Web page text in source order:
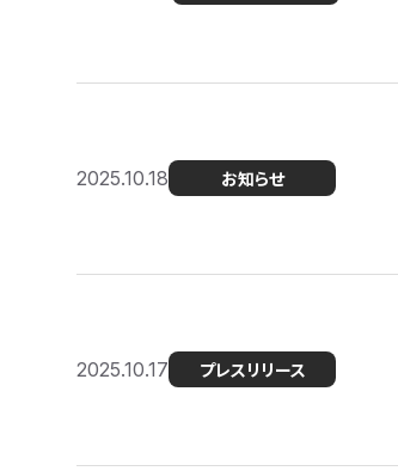
2025.10.18 お知らせ
2025.10.17 プレスリリース